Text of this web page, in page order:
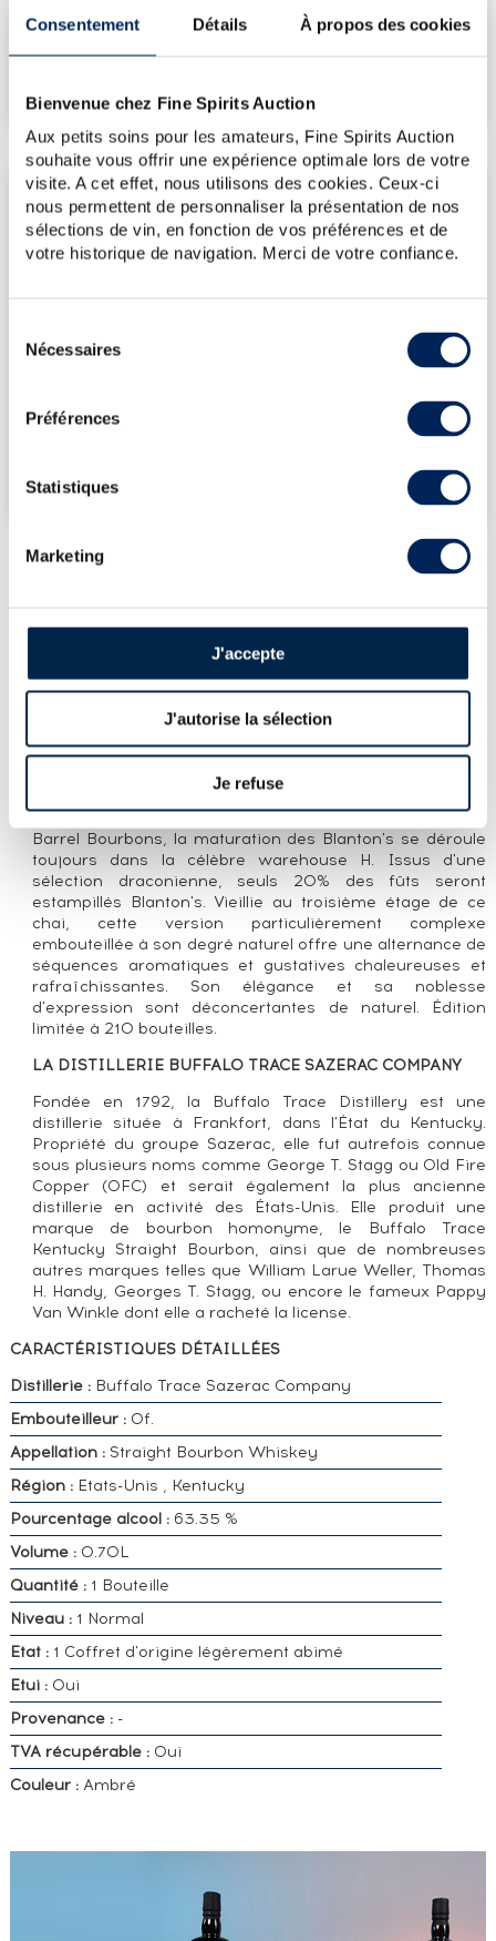
Consentement Détails À propos des cookies
Bienvenue chez Fine Spirits Auction
Aux petits soins pour les amateurs, Fine Spirits Auction
souhaite vous offrir une expérience optimale lors de votre
visite. A cet effet, nous utilisons des cookies. Ceux-ci
nous permettent de personnaliser la présentation de nos
sélections de vin, en fonction de vos préférences et de
votre historique de navigation. Merci de votre confiance.
Nécessaires
Préférences
Statistiques
Marketing
J'accepte
J'autorise la sélection
Je refuse
LES DERNIÈRES ADJUDICATIONS
12/06/2026
381€
357€
417€
BARREL N°1 - BOTTLED 2022 LMDW
LIMITED EDITION
LA CUVÉE
Ce Blanton's a été sélectionné par La Maison du Whisky
Depuis 1984, date de lancement des premiers Single
Barrel Bourbons, la maturation des Blanton's se déroule
toujours dans la célèbre warehouse H. Issus d'une
sélection draconienne, seuls 20% des fûts seront
estampillés Blanton's. Vieillie au troisième étage de ce
chai, cette version particulièrement complexe
embouteillée à son degré naturel offre une alternance de
séquences aromatiques et gustatives chaleureuses et
rafraîchissantes. Son élégance et sa noblesse
d'expression sont déconcertantes de naturel. Édition
limitée à 210 bouteilles.
LA DISTILLERIE BUFFALO TRACE SAZERAC COMPANY
Fondée en 1792, la Buffalo Trace Distillery est une
distillerie située à Frankfort, dans l'État du Kentucky.
Propriété du groupe Sazerac, elle fut autrefois connue
sous plusieurs noms comme George T. Stagg ou Old Fire
Copper (OFC) et serait également la plus ancienne
distillerie en activité des États-Unis. Elle produit une
marque de bourbon homonyme, le Buffalo Trace
Kentucky Straight Bourbon, ainsi que de nombreuses
autres marques telles que William Larue Weller, Thomas
H. Handy, Georges T. Stagg, ou encore le fameux Pappy
Van Winkle dont elle a racheté la license.
CARACTÉRISTIQUES DÉTAILLÉES
Distillerie :Buffalo Trace Sazerac Company
Embouteilleur :Of.
Appellation :Straight Bourbon Whiskey
Région : Etats-Unis , Kentucky
Pourcentage alcool :63.35 %
Volume : 0.70L
Quantité :1 Bouteille
Niveau :1 Normal
Etat :1 Coffret d'origine légèrement abimé
Etui :Oui
Provenance :-
TVA récupérable :Oui
Couleur :Ambré
POSSÉDEZ